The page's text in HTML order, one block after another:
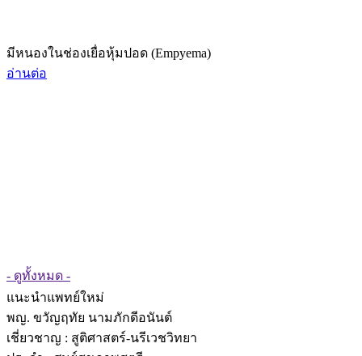
มีหนองในช่องเยื่อหุ้มปอด (Empyema)
อ่านต่อ
- ดูทั้งหมด -
แนะนำแพทย์ใหม่
พญ. ขวัญฤทัย นามภักดีอนันต์
เชี่ยวชาญ : สูติศาสตร์-นรีเวชวิทยา